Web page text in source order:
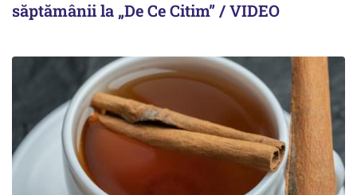
săptămânii la „De Ce Citim” / VIDEO